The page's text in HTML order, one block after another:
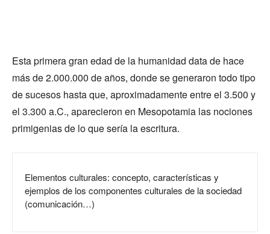
Esta primera gran edad de la humanidad data de hace
más de 2.000.000 de años, donde se generaron todo tipo
de sucesos hasta que, aproximadamente entre el 3.500 y
el 3.300 a.C., aparecieron en Mesopotamia las nociones
primigenias de lo que sería la escritura.
Elementos culturales: concepto, características y
ejemplos de los componentes culturales de la sociedad
(comunicación…)